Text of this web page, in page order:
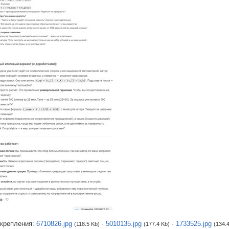
6710826.jpg (118.5 Kb) · 5010135.jpg (177.4 Kb) · 1733525.jpg